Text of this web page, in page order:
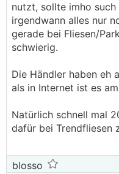
Also bleibt nur zu
bestellen, oder
Entweder ganz
nutzt, sollte imho
irgendwann alles nur
gerade bei Fliesen/
schwierig.
Die Händler haben eh
als in Internet ist es
Natürlich schnell mal
dafür bei Trendfliesen
blosso